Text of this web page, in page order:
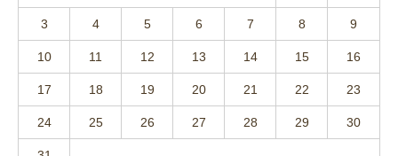
3 4 5 6 7 8 9
10 11 12 13 14 15 16
17 18 19 20 21 22 23
24 25 26 27 28 29 30